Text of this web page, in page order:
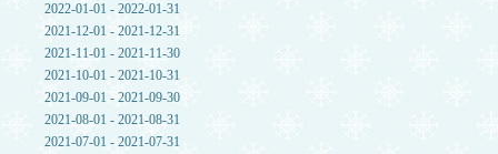
2022-01-01 - 2022-01-31
2021-12-01 - 2021-12-31
2021-11-01 - 2021-11-30
2021-10-01 - 2021-10-31
2021-09-01 - 2021-09-30
2021-08-01 - 2021-08-31
2021-07-01 - 2021-07-31